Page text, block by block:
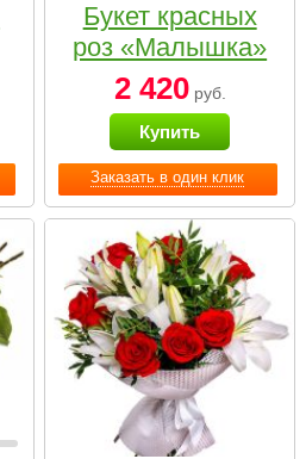
Заказать в один клик
Букет красных
роз «Малышка»
2 420руб.
Купить